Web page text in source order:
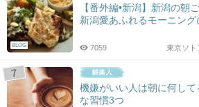
BLOG
【番外編•新潟】新潟の朝
新潟愛あふれるモーニング
東京ソト
7059
機嫌がいい人は朝に何し
な習慣3つ